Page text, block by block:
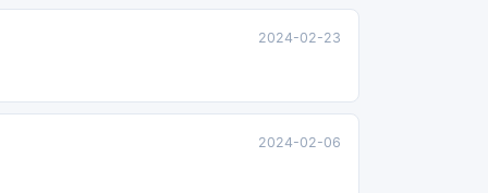
2024-02-23
2024-02-06